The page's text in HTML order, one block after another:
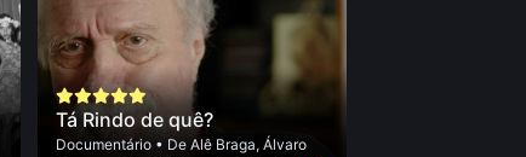
Tá Rindo de quê?
Documentário • DeAlê Braga,Álvaro